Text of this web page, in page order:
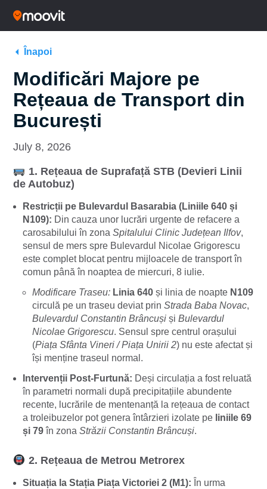
Înapoi
Modificări Majore pe
Rețeaua de Transport din
București
July 8, 2026
1. Rețeaua de Suprafață STB (Devieri Linii
de Autobuz)
Restricții pe Bulevardul Basarabia (Liniile 640 și
N109): Din cauza unor lucrări urgente de refacere a
carosabilului în zona Spitalului Clinic Județean Ilfov,
sensul de mers spre Bulevardul Nicolae Grigorescu
este complet blocat pentru mijloacele de transport în
comun până în noaptea de miercuri, 8 iulie.
Modificare Traseu: Linia 640 și linia de noapte N109
circulă pe un traseu deviat prin Strada Baba Novac,
Bulevardul Constantin Brâncuși și Bulevardul
Nicolae Grigorescu. Sensul spre centrul orașului
(Piața Sfânta Vineri / Piața Unirii 2) nu este afectat și
își menține traseul normal.
Intervenții Post-Furtună: Deși circulația a fost reluată
în parametri normali după precipitațiile abundente
recente, lucrările de mentenanță la rețeaua de contact
a troleibuzelor pot genera întârzieri izolate pe liniile 69
și 79în zona Străzii Constantin Brâncuși.
2. Rețeaua de Metrou Metrorex
Situația la Stația Piața Victoriei 2 (M1): În urma